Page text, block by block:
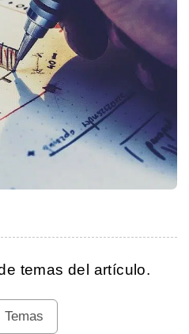
temas del artículo.
Temas